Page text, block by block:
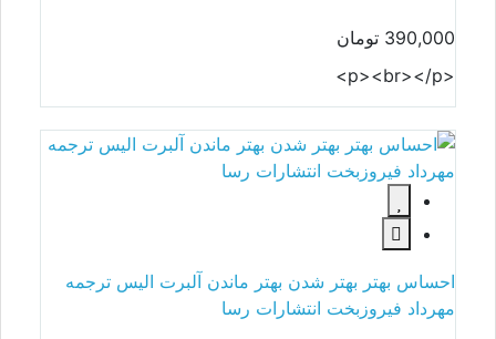
390,000 تومان
احساس بهتر بهتر شدن بهتر ماندن آلبرت الیس ترجمه
مهرداد فیروزبخت انتشارات رسا